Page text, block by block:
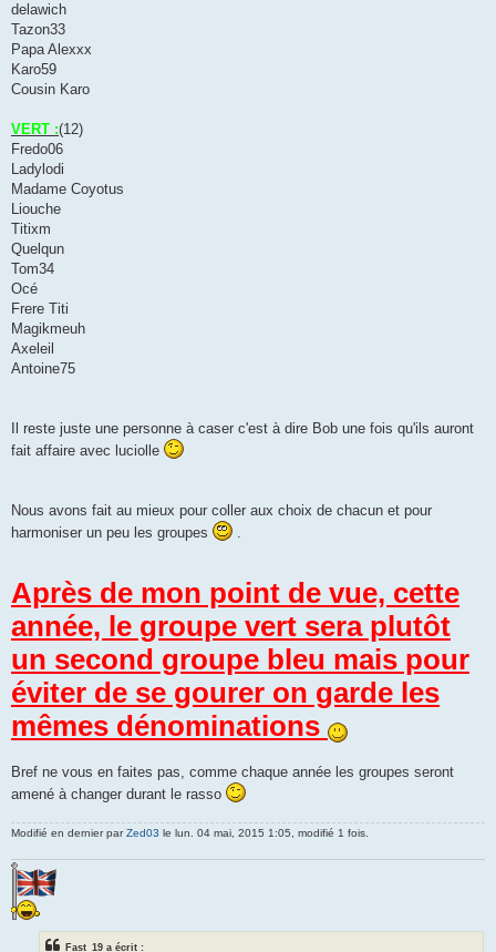
delawich
Tazon33
Papa Alexxx
Karo59
Cousin Karo
VERT :(12)
Fredo06
Ladylodi
Madame Coyotus
Liouche
Titixm
Quelqun
Tom34
Océ
Frere Titi
Magikmeuh
Axeleil
Antoine75
Il reste juste une personne à caser c'est à dire Bob une fois qu'ils auront
fait affaire avec luciolle
Nous avons fait au mieux pour coller aux choix de chacun et pour
harmoniser un peu les groupes
.
Après de mon point de vue, cette
année, le groupe vert sera plutôt
un second groupe bleu mais pour
éviter de se gourer on garde les
mêmes dénominations
Bref ne vous en faites pas, comme chaque année les groupes seront
amené à changer durant le rasso
Modifié en dernier parZed03 le lun. 04 mai, 2015 1:05, modifié 1 fois.
Fast_19 a écrit :